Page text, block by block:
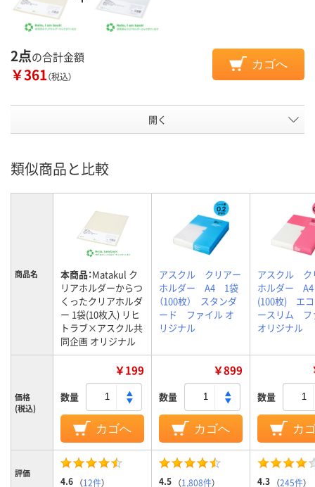
2点の合計金額
￥361（税込）
カゴへ
開く
類似商品と比較
商品名 本商品：Matakul ク
リアホルダーからつ
くったクリアホルダ
ー 1袋(10枚入) リヒ
トラブ×アスクル共
同企画 オリジナル
アスクル クリアー
ホルダー A4 1袋
（100枚） スタンダ
ード ファイル オ
リジナル
アスクル ク
ホルダー
(100枚) エ
ースリム フ
オリジナル
価格
(税込)
￥199
数量
カゴへ
￥899
数量
カゴへ
数量
カ
評価
4.6 （12件） 4.5 （1,808件） 4.3 （245件）